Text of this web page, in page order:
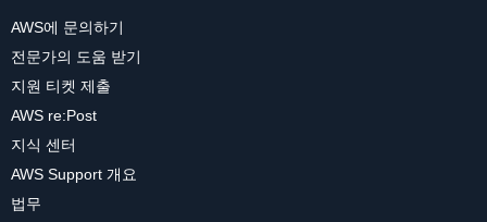
AWS에 문의하기
전문가의 도움 받기
지원 티켓 제출
AWS re:Post
지식 센터
AWS Support 개요
법무